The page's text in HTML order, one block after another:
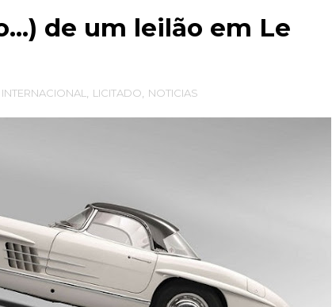
de um leilão em Le
INTERNACIONAL LICITADO NOTICIAS